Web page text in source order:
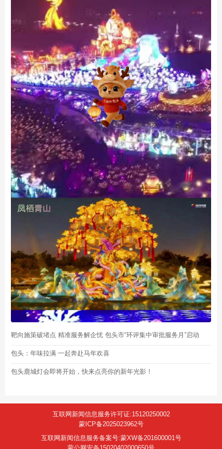
靶向施策破堵点 精准服务解企忧 包头市“环评集中审批服务月”启动
包头：年味拉满 一起奔赴马年欢喜
包头鹿城灯会即将开始，快来点亮你的新年光影！
互联网新闻信息服务许可证:15120250002
蒙ICP备2025023962号
互联网新闻信息服务备案号:蒙XW备201600001号